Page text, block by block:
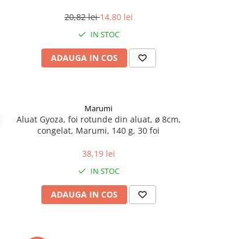
20,82 lei14,80 lei
IN STOC
ADAUGA IN COS
Marumi
Aluat Gyoza, foi rotunde din aluat, ø 8cm,
congelat, Marumi, 140 g, 30 foi
38,19 lei
IN STOC
ADAUGA IN COS